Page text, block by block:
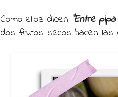
Como ellos dicen “Entre
dos frutos secos hacen